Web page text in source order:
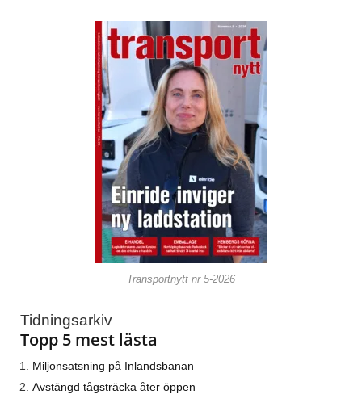
Transportnytt nr 5-2026
Tidningsarkiv
Topp 5 mest lästa
Miljonsatsning på Inlandsbanan
Avstängd tågsträcka åter öppen